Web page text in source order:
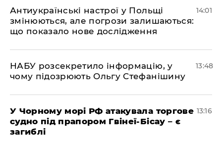
Антиукраїнські настрої у Польщі
змінюються, але погрози залишаються:
що показало нове дослідження
14:01
НАБУ розсекретило інформацію, у
чому підозрюють Ольгу Стефанішину
13:48
У Чорному морі РФ атакувала торгове
судно під прапором Гвінеї-Бісау – є
загиблі
13:16